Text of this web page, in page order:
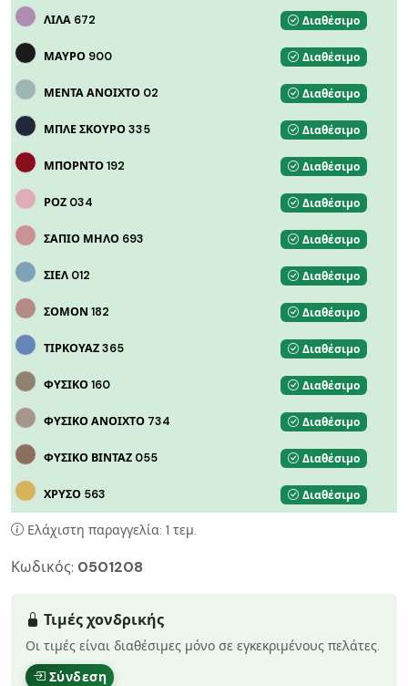
ΛΙΛΑ 672 Διαθέσιμο
ΜΑΥΡΟ 900 Διαθέσιμο
ΜΕΝΤΑ ΑΝΟΙΧΤΟ 02 Διαθέσιμο
ΜΠΛΕ ΣΚΟΥΡΟ 335 Διαθέσιμο
ΜΠΟΡΝΤΟ 192 Διαθέσιμο
ΡΟΖ 034 Διαθέσιμο
ΣΑΠΙΟ ΜΗΛΟ 693 Διαθέσιμο
ΣΙΕΛ 012 Διαθέσιμο
ΣΟΜΟΝ 182 Διαθέσιμο
ΤΙΡΚΟΥΑΖ 365 Διαθέσιμο
ΦΥΣΙΚΟ 160 Διαθέσιμο
ΦΥΣΙΚΟ ΑΝΟΙΧΤΟ 734 Διαθέσιμο
ΦΥΣΙΚΟ ΒΙΝΤΑΖ 055 Διαθέσιμο
ΧΡΥΣΟ 563 Διαθέσιμο
Ελάχιστη παραγγελία: 1 τεμ.
Κωδικός: 0501208
Τιμές χονδρικής
Οι τιμές είναι διαθέσιμες μόνο σε εγκεκριμένους πελάτες.
Σύνδεση